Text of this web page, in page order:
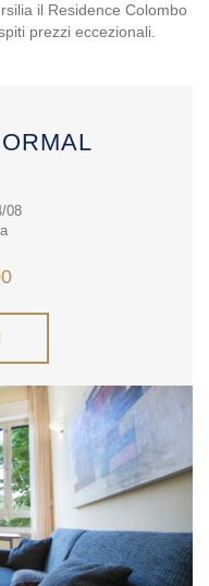
il Residence Colombo
prezzi eccezionali.
08